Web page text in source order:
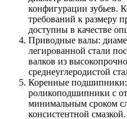
конфигурации зубьев.
требований к размеру
доступны в качестве
Приводные валы:
легированной стали
валков из
среднеуглеродистой
Коренные подшипники:
роликоподшипники с
минимальным сроком
консистентной